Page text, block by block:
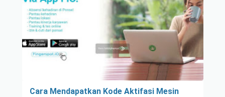
Cara Mendapatkan Kode Aktifasi Mesin